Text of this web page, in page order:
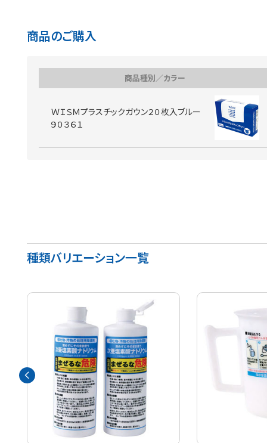
商品のご購入
商品種別／カラー
ＷＩＳＭプラスチックガウン２０枚入ブルー
９０３６１
種類バリエーション一覧